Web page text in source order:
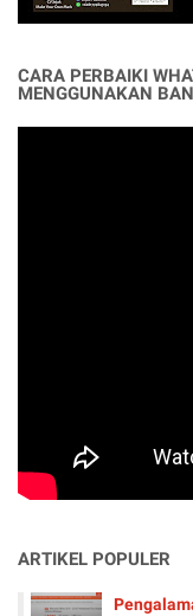
CARA PERBAIKI
MENGGUNAKAN
ARTIKEL POPULER